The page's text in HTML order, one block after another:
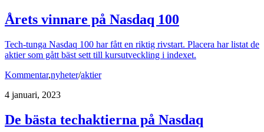
Årets vinnare på Nasdaq 100
Tech-tunga Nasdaq 100 har fått en riktig rivstart. Placera har listat de
aktier som gått bäst sett till kursutveckling i indexet.
Kommentar,nyheter/aktier
4 januari, 2023
De bästa techaktierna på Nasdaq